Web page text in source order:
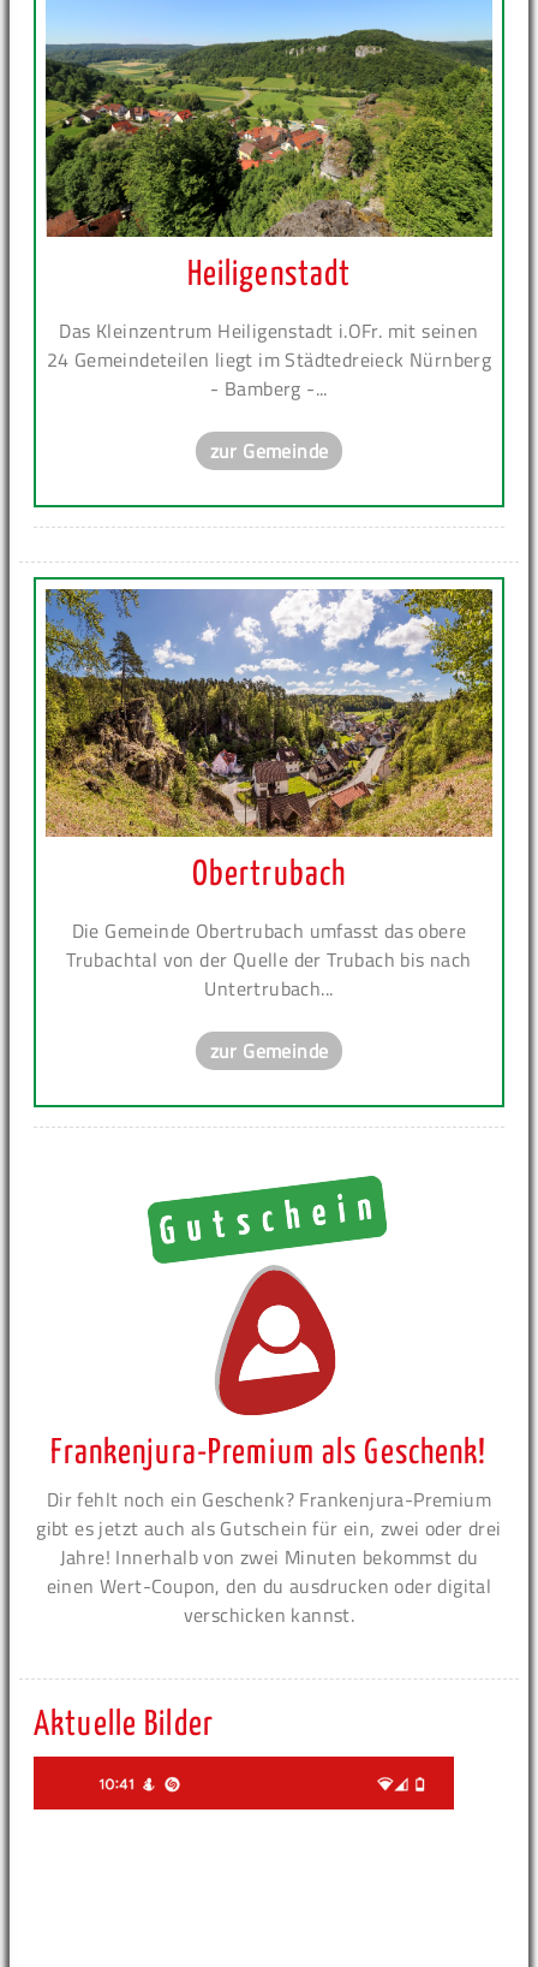
Heiligenstadt
Das Kleinzentrum Heiligenstadt i.OFr. mit seinen
24 Gemeindeteilen liegt im Städtedreieck Nürnberg
- Bamberg -...
zur Gemeinde
Obertrubach
Die Gemeinde Obertrubach umfasst das obere
Trubachtal von der Quelle der Trubach bis nach
Untertrubach...
zur Gemeinde
Frankenjura-Premium als Geschenk!
Dir fehlt noch ein Geschenk? Frankenjura-Premium
gibt es jetzt auch als Gutschein für ein, zwei oder drei
Jahre! Innerhalb von zwei Minuten bekommst du
einen Wert-Coupon, den du ausdrucken oder digital
verschicken kannst.
Aktuelle Bilder